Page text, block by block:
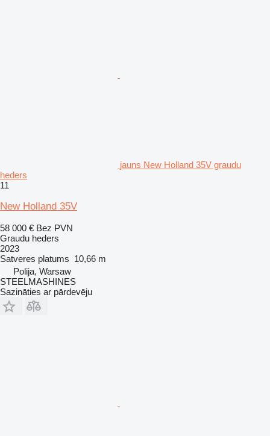
jauns New Holland 35V graudu
heders
11
New Holland 35V
58 000 € Bez PVN
Graudu heders
2023
Satveres platums 10,66 m
Polija, Warsaw
STEELMASHINES
Sazināties ar pārdevēju